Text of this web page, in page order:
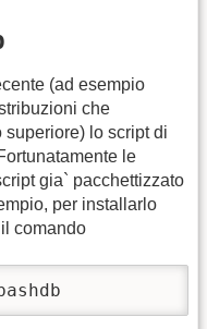
(ad esempio
che
lo script di
le
gia` pacchettizzato
per installarlo
comando